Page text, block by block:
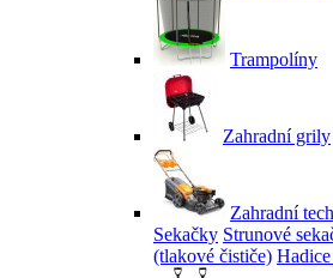
Trampolíny
Zahradní grily
Zahradní
Sekačky Strunové
(tlakové čističe)